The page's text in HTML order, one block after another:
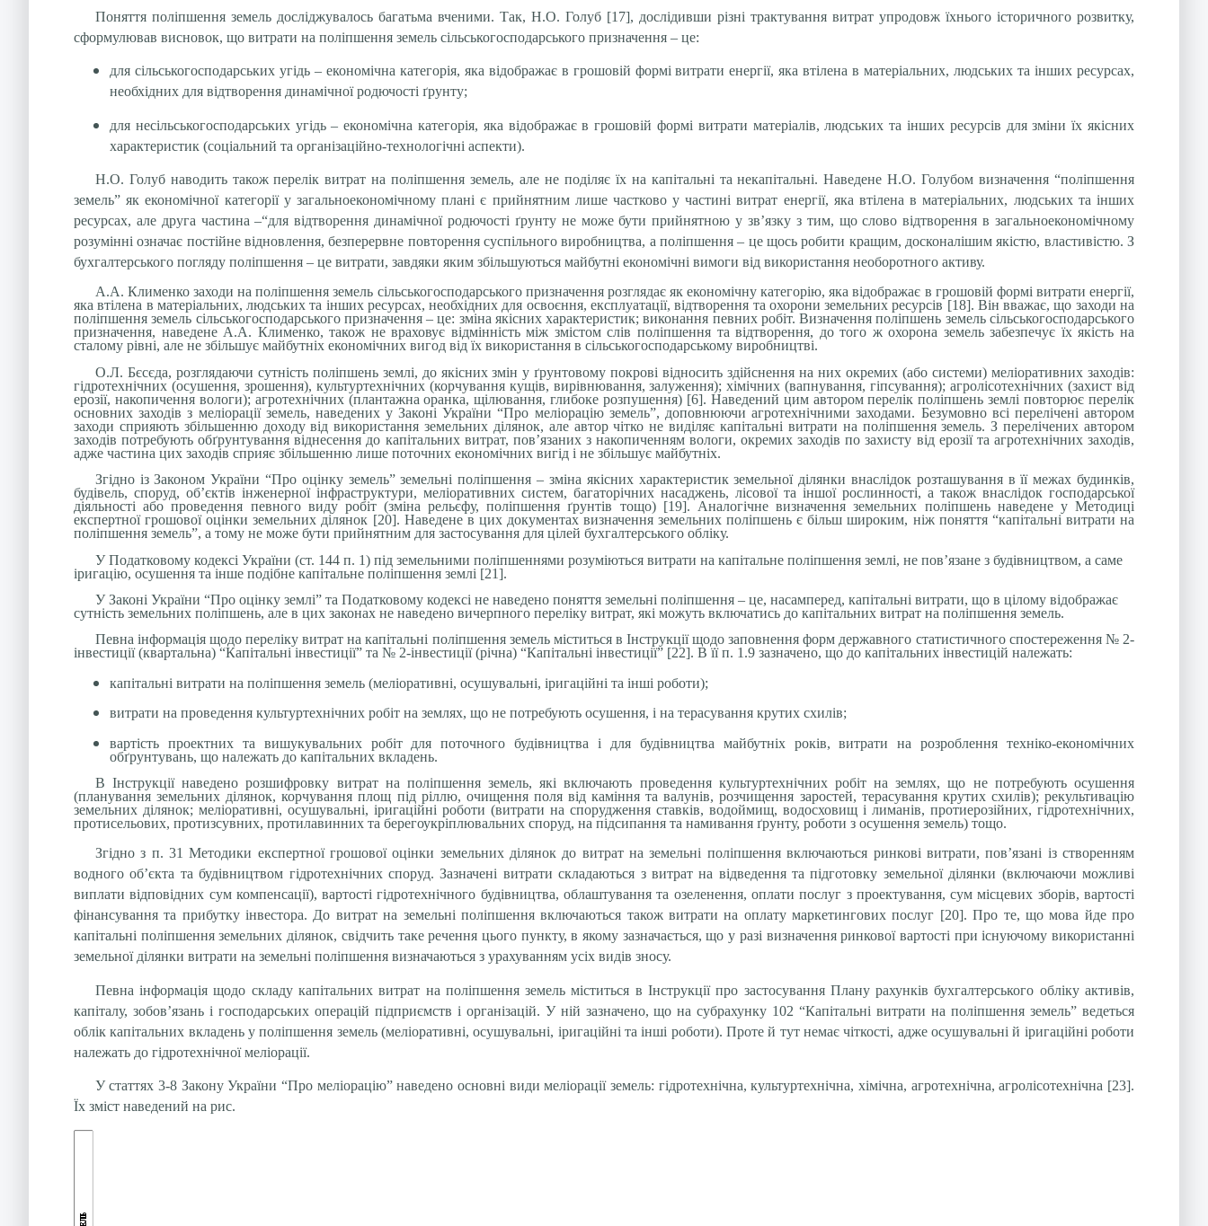
Поняття поліпшення земель досліджувалось багатьма вченими. Так, Н.О. Голуб [17], дослідивши різні трактування витрат упродовж їхнього історичного розвитку,
сформулював висновок, що витрати на поліпшення земель сільськогосподарського призначення – це:
для сільськогосподарських угідь – економічна категорія, яка відображає в грошовій формі витрати енергії, яка втілена в матеріальних, людських та інших ресурсах,
необхідних для відтворення динамічної родючості ґрунту;
для несільськогосподарських угідь – економічна категорія, яка відображає в грошовій формі витрати матеріалів, людських та інших ресурсів для зміни їх якісних
характеристик (соціальний та організаційно-технологічні аспекти).
Н.О. Голуб наводить також перелік витрат на поліпшення земель, але не поділяє їх на капітальні та некапітальні. Наведене Н.О. Голубом визначення “поліпшення
земель” як економічної категорії у загальноекономічному плані є прийнятним лише частково у частині витрат енергії, яка втілена в матеріальних, людських та інших
ресурсах, але друга частина –“для відтворення динамічної родючості ґрунту не може бути прийнятною у зв’язку з тим, що слово відтворення в загальноекономічному
розумінні означає постійне відновлення, безперервне повторення суспільного виробництва, а поліпшення – це щось робити кращим, досконалішим якістю, властивістю. З
бухгалтерського погляду поліпшення – це витрати, завдяки яким збільшуються майбутні економічні вимоги від використання необоротного активу.
А.А. Клименко заходи на поліпшення земель сільськогосподарського призначення розглядає як економічну категорію, яка відображає в грошовій формі витрати енергії,
яка втілена в матеріальних, людських та інших ресурсах, необхідних для освоєння, експлуатації, відтворення та охорони земельних ресурсів [18]. Він вважає, що заходи на
поліпшення земель сільськогосподарського призначення – це: зміна якісних характеристик; виконання певних робіт. Визначення поліпшень земель сільськогосподарського
призначення, наведене А.А. Клименко, також не враховує відмінність між змістом слів поліпшення та відтворення, до того ж охорона земель забезпечує їх якість на
сталому рівні, але не збільшує майбутніх економічних вигод від їх використання в сільськогосподарському виробництві.
О.Л. Бєсєда, розглядаючи сутність поліпшень землі, до якісних змін у ґрунтовому покрові відносить здійснення на них окремих (або системи) меліоративних заходів:
гідротехнічних (осушення, зрошення), культуртехнічних (корчування кущів, вирівнювання, залуження); хімічних (вапнування, гіпсування); агролісотехнічних (захист від
ерозії, накопичення вологи); агротехнічних (плантажна оранка, щілювання, глибоке розпушення) [6]. Наведений цим автором перелік поліпшень землі повторює перелік
основних заходів з меліорації земель, наведених у Законі України “Про меліорацію земель”, доповнюючи агротехнічними заходами. Безумовно всі перелічені автором
заходи сприяють збільшенню доходу від використання земельних ділянок, але автор чітко не виділяє капітальні витрати на поліпшення земель. З перелічених автором
заходів потребують обґрунтування віднесення до капітальних витрат, пов’язаних з накопиченням вологи, окремих заходів по захисту від ерозії та агротехнічних заходів,
адже частина цих заходів сприяє збільшенню лише поточних економічних вигід і не збільшує майбутніх.
Згідно із Законом України “Про оцінку земель” земельні поліпшення – зміна якісних характеристик земельної ділянки внаслідок розташування в її межах будинків,
будівель, споруд, об’єктів інженерної інфраструктури, меліоративних систем, багаторічних насаджень, лісової та іншої рослинності, а також внаслідок господарської
діяльності або проведення певного виду робіт (зміна рельєфу, поліпшення ґрунтів тощо) [19]. Аналогічне визначення земельних поліпшень наведене у Методиці
експертної грошової оцінки земельних ділянок [20]. Наведене в цих документах визначення земельних поліпшень є більш широким, ніж поняття “капітальні витрати на
поліпшення земель”, а тому не може бути прийнятним для застосування для цілей бухгалтерського обліку.
У Податковому кодексі України (ст. 144 п. 1) під земельними поліпшеннями розуміються витрати на капітальне поліпшення землі, не пов’язане з будівництвом, а саме
іригацію, осушення та інше подібне капітальне поліпшення землі [21].
У Законі України “Про оцінку землі” та Податковому кодексі не наведено поняття земельні поліпшення – це, насамперед, капітальні витрати, що в цілому відображає
сутність земельних поліпшень, але в цих законах не наведено вичерпного переліку витрат, які можуть включатись до капітальних витрат на поліпшення земель.
Певна інформація щодо переліку витрат на капітальні поліпшення земель міститься в Інструкції щодо заповнення форм державного статистичного спостереження № 2-
інвестиції (квартальна) “Капітальні інвестиції” та № 2-інвестиції (річна) “Капітальні інвестиції” [22]. В її п. 1.9 зазначено, що до капітальних інвестицій належать:
капітальні витрати на поліпшення земель (меліоративні, осушувальні, іригаційні та інші роботи);
витрати на проведення культуртехнічних робіт на землях, що не потребують осушення, і на терасування крутих схилів;
вартість проектних та вишукувальних робіт для поточного будівництва і для будівництва майбутніх років, витрати на розроблення техніко-економічних
обґрунтувань, що належать до капітальних вкладень.
В Інструкції наведено розшифровку витрат на поліпшенняземель, які включають проведення культуртехнічних робіт на землях, що не потребують осушення
(планування земельних ділянок, корчування площ під ріллю, очищення поля від каміння та валунів, розчищення заростей, терасування крутих схилів); рекультивацію
земельних ділянок; меліоративні, осушувальні, іригаційні роботи (витрати на спорудження ставків, водоймищ, водосховищ і лиманів, протиерозійних, гідротехнічних,
протисельових, протизсувних, протилавинних та берегоукріплювальних споруд, на підсипання та намивання ґрунту, роботи з осушення земель) тощо.
Згідно з п. 31 Методики експертної грошової оцінки земельних ділянок до витрат на земельні поліпшення включаються ринкові витрати, пов’язані із створенням
водного об’єкта та будівництвом гідротехнічних споруд. Зазначені витрати складаються з витрат на відведення та підготовку земельної ділянки (включаючи можливі
виплати відповідних сум компенсації), вартості гідротехнічного будівництва, облаштування та озеленення, оплати послуг з проектування, сум місцевих зборів, вартості
фінансування та прибутку інвестора. До витрат на земельні поліпшення включаються також витрати на оплату маркетингових послуг [20]. Про те, що мова йде про
капітальні поліпшення земельних ділянок, свідчить таке речення цього пункту, в якому зазначається, що у разі визначення ринкової вартості при існуючому використанні
земельної ділянки витрати на земельні поліпшення визначаються з урахуванням усіх видів зносу.
Певна інформація щодо складу капітальних витрат на поліпшення земель міститься в Інструкції про застосування Плану рахунків бухгалтерського обліку активів,
капіталу, зобов’язань і господарських операцій підприємств і організацій. У ній зазначено, що на субрахунку 102 “Капітальні витрати на поліпшення земель” ведеться
облік капітальних вкладень у поліпшення земель (меліоративні, осушувальні, іригаційні та інші роботи). Проте й тут немає чіткості, адже осушувальні й іригаційні роботи
належать до гідротехнічної меліорації.
У статтях 3-8 Закону України “Про меліорацію” наведено основні види меліорації земель: гідротехнічна, культуртехнічна, хімічна, агротехнічна, агролісотехнічна [23].
Їх зміст наведений на рис.